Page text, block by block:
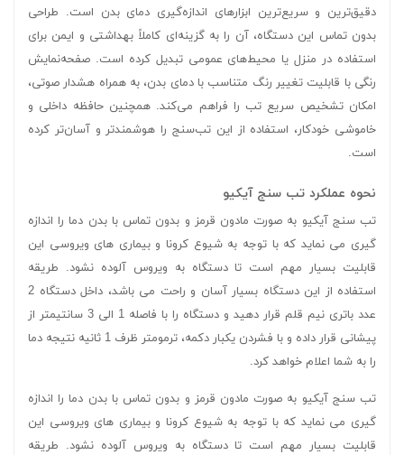
دقیق‌ترین و سریع‌ترین ابزارهای اندازه‌گیری دمای بدن است. طراحی
بدون تماس این دستگاه، آن را به گزینه‌ای کاملاً بهداشتی و ایمن برای
استفاده در منزل یا محیط‌های عمومی تبدیل کرده است. صفحه‌نمایش
رنگی با قابلیت تغییر رنگ متناسب با دمای بدن، به همراه هشدار صوتی،
امکان تشخیص سریع تب را فراهم می‌کند. همچنین حافظه داخلی و
خاموشی خودکار، استفاده از این تب‌سنج را هوشمندتر و آسان‌تر کرده
است.
نحوه عملکرد تب سنج آیکیو
تب سنج آیکیو به صورت مادون قرمز و بدون تماس با بدن دما را اندازه
گیری می نماید که با توجه به شیوع کرونا و بیماری های ویروسی این
قابلیت بسیار مهم است تا دستگاه به ویروس آلوده نشود. طریقه
استفاده از این دستگاه بسیار آسان و راحت می باشد، داخل دستگاه 2
عدد باتری نیم قلم قرار دهید و دستگاه را با فاصله 1 الی 3 سانتیمتر از
پیشانی قرار داده و با فشردن یکبار دکمه، ترمومتر ظرف 1 ثانیه نتیجه دما
را به شما اعلام خواهد کرد.
تب سنج آیکیو به صورت مادون قرمز و بدون تماس با بدن دما را اندازه
گیری می نماید که با توجه به شیوع کرونا و بیماری های ویروسی این
قابلیت بسیار مهم است تا دستگاه به ویروس آلوده نشود. طریقه